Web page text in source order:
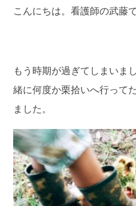
こんにちは。看護師の武藤で
もう時期が過ぎてしまいま
緒に何度か栗拾いへ行って
ました。